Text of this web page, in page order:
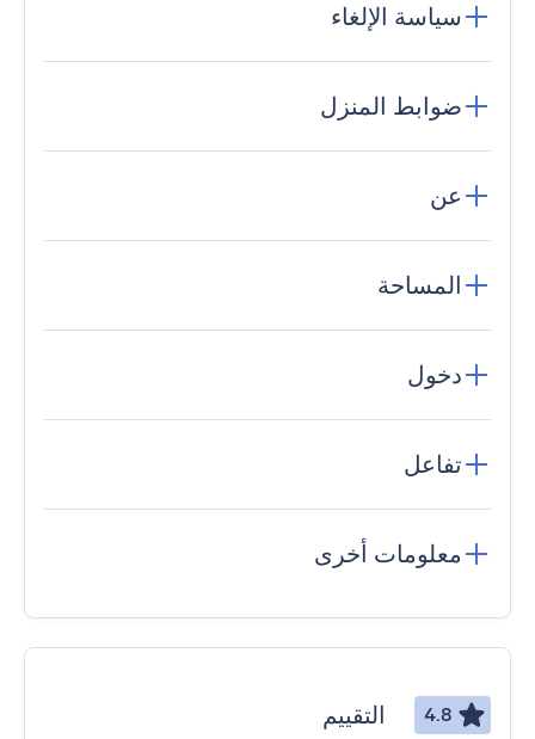
سياسة الإلغاء
ضوابط المنزل
عن
المساحة
دخول
تفاعل
معلومات أخرى
4.8 التقييم